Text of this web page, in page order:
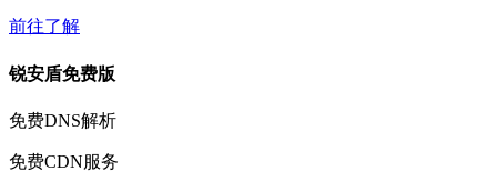
前往了解
锐安盾免费版
免费DNS解析
免费CDN服务